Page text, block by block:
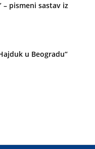
– pismeni sastav iz
u Beogradu“